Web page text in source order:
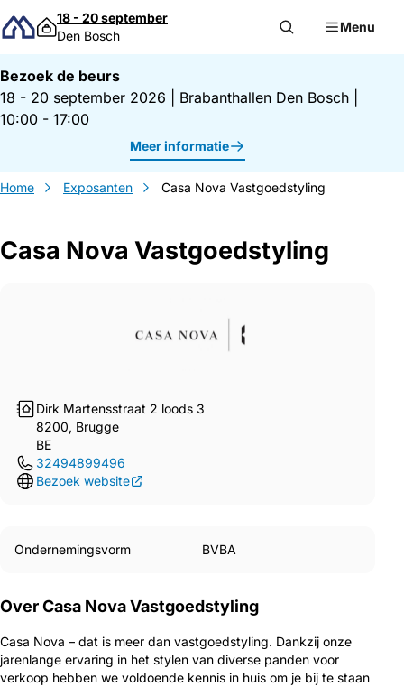
Direct naar inhoud
18 - 20 september
Den Bosch
Menu
Bezoek de beurs
18 - 20 september 2026
Brabanthallen Den Bosch
10:00 - 17:00
Meer informatie
Home Exposanten Casa Nova Vastgoedstyling
Casa Nova Vastgoedstyling
Dirk Martensstraat 2 loods 3
8200, Brugge
BE
32494899496
Bezoek website
Ondernemingsvorm BVBA
Over Casa Nova Vastgoedstyling
Casa Nova – dat is meer dan vastgoedstyling. Dankzij onze
jarenlange ervaring in het stylen van diverse panden voor
verkoop hebben we voldoende kennis in huis om je bij te staan